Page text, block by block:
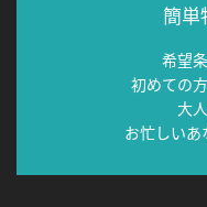
簡単
希望
初めての
大
お忙しいあ